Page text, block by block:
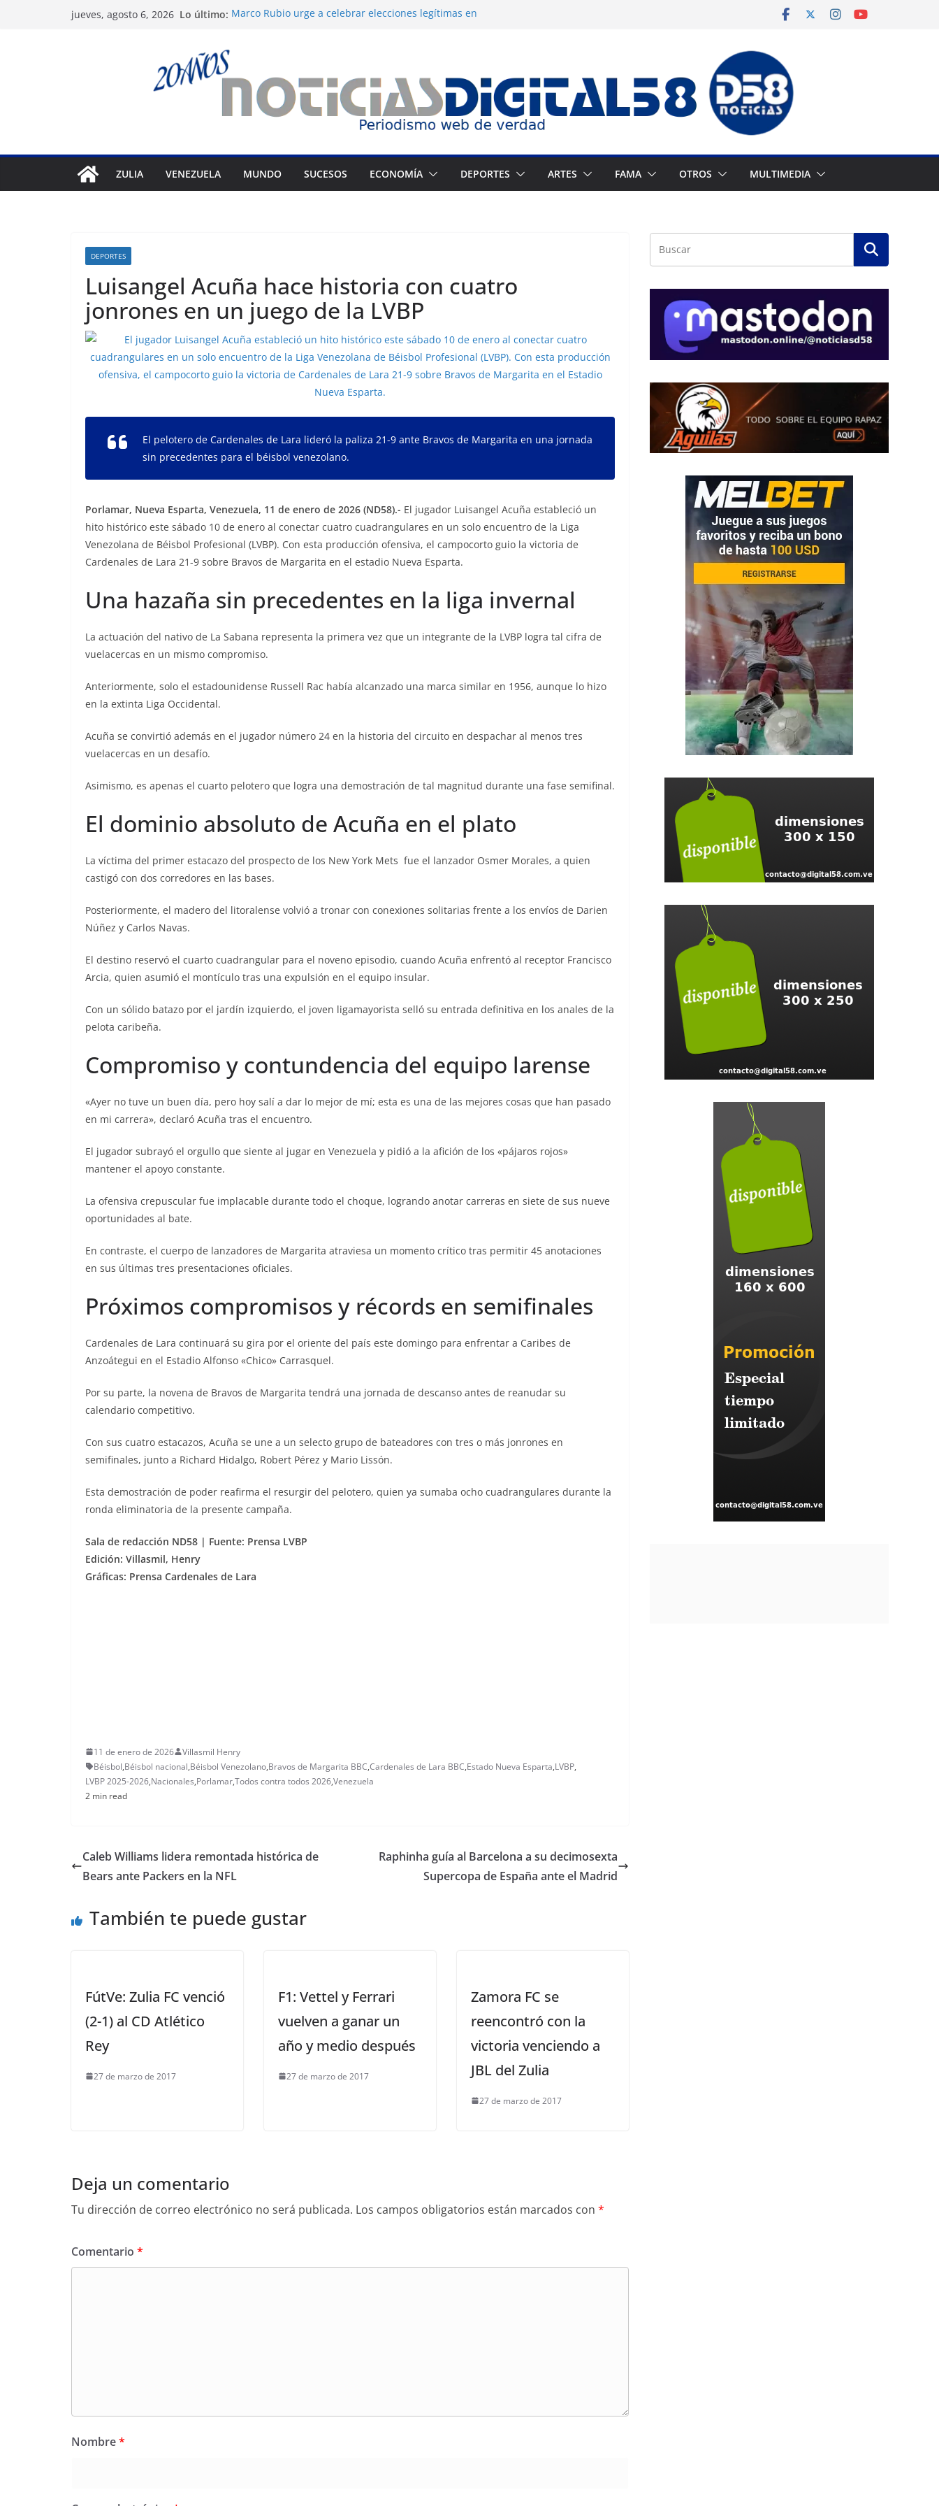
jueves, agosto 6, 2026 Lo último: Marco Rubio urge a celebrar elecciones legítimas en
Hallan el cuerpo del montañista Nirmal Purja tras
avalancha en Pakistán
Machado exige un cronograma electoral a la mesa de
ZULIA VENEZUELA MUNDO SUCESOS ECONOMÍA DEPORTES ARTES FAMA OTROS MULTIMEDIA
DEPORTES
Luisangel Acuña hace historia con cuatro
jonrones en un juego de la LVBP
El pelotero de Cardenales de Lara lideró la paliza 21-9 ante Bravos de Margarita en una jornada
sin precedentes para el béisbol venezolano.
Porlamar, Nueva Esparta, Venezuela, 11 de enero de 2026 (ND58).- El jugador Luisangel Acuña estableció un
hito histórico este sábado 10 de enero al conectar cuatro cuadrangulares en un solo encuentro de la Liga
Venezolana de Béisbol Profesional (LVBP). Con esta producción ofensiva, el campocorto guio la victoria de
Cardenales de Lara 21-9 sobre Bravos de Margarita en el estadio Nueva Esparta.
Una hazaña sin precedentes en la liga invernal
La actuación del nativo de La Sabana representa la primera vez que un integrante de la LVBP logra tal cifra de
vuelacercas en un mismo compromiso.
Anteriormente, solo el estadounidense Russell Rac había alcanzado una marca similar en 1956, aunque lo hizo
en la extinta Liga Occidental.
Acuña se convirtió además en el jugador número 24 en la historia del circuito en despachar al menos tres
vuelacercas en un desafío.
Asimismo, es apenas el cuarto pelotero que logra una demostración de tal magnitud durante una fase semifinal.
El dominio absoluto de Acuña en el plato
La víctima del primer estacazo del prospecto de los New York Mets fue el lanzador Osmer Morales, a quien
castigó con dos corredores en las bases.
Posteriormente, el madero del litoralense volvió a tronar con conexiones solitarias frente a los envíos de Darien
Núñez y Carlos Navas.
El destino reservó el cuarto cuadrangular para el noveno episodio, cuando Acuña enfrentó al receptor Francisco
Arcia, quien asumió el montículo tras una expulsión en el equipo insular.
Con un sólido batazo por el jardín izquierdo, el joven ligamayorista selló su entrada definitiva en los anales de la
pelota caribeña.
Compromiso y contundencia del equipo larense
«Ayer no tuve un buen día, pero hoy salí a dar lo mejor de mí; esta es una de las mejores cosas que han pasado
en mi carrera», declaró Acuña tras el encuentro.
El jugador subrayó el orgullo que siente al jugar en Venezuela y pidió a la afición de los «pájaros rojos»
mantener el apoyo constante.
La ofensiva crepuscular fue implacable durante todo el choque, logrando anotar carreras en siete de sus nueve
oportunidades al bate.
En contraste, el cuerpo de lanzadores de Margarita atraviesa un momento crítico tras permitir 45 anotaciones
en sus últimas tres presentaciones oficiales.
Próximos compromisos y récords en semifinales
Cardenales de Lara continuará su gira por el oriente del país este domingo para enfrentar a Caribes de
Anzoátegui en el Estadio Alfonso «Chico» Carrasquel.
Por su parte, la novena de Bravos de Margarita tendrá una jornada de descanso antes de reanudar su
calendario competitivo.
Con sus cuatro estacazos, Acuña se une a un selecto grupo de bateadores con tres o más jonrones en
semifinales, junto a Richard Hidalgo, Robert Pérez y Mario Lissón.
Esta demostración de poder reafirma el resurgir del pelotero, quien ya sumaba ocho cuadrangulares durante la
ronda eliminatoria de la presente campaña.
Sala de redacción ND58 | Fuente: Prensa LVBP
Edición: Villasmil, Henry
Gráficas: Prensa Cardenales de Lara
11 de enero de 2026
Villasmil Henry
Béisbol,Béisbol nacional,Béisbol Venezolano,Bravos de Margarita BBC,Cardenales de Lara BBC,Estado Nueva Esparta,LVBP,
LVBP 2025-2026,Nacionales,Porlamar,Todos contra todos 2026,Venezuela
2 min read
Caleb Williams lidera remontada histórica de
Bears ante Packers en la NFL
Raphinha guía al Barcelona a su decimosexta
Supercopa de España ante el Madrid
También te puede gustar
FútVe: Zulia FC venció
(2-1) al CD Atlético
Rey
27 de marzo de 2017
F1: Vettel y Ferrari
vuelven a ganar un
año y medio después
27 de marzo de 2017
Zamora FC se
reencontró con la
victoria venciendo a
JBL del Zulia
27 de marzo de 2017
Deja un comentario
Tu dirección de correo electrónico no será publicada. Los campos obligatorios están marcados con *
Comentario *
Nombre*